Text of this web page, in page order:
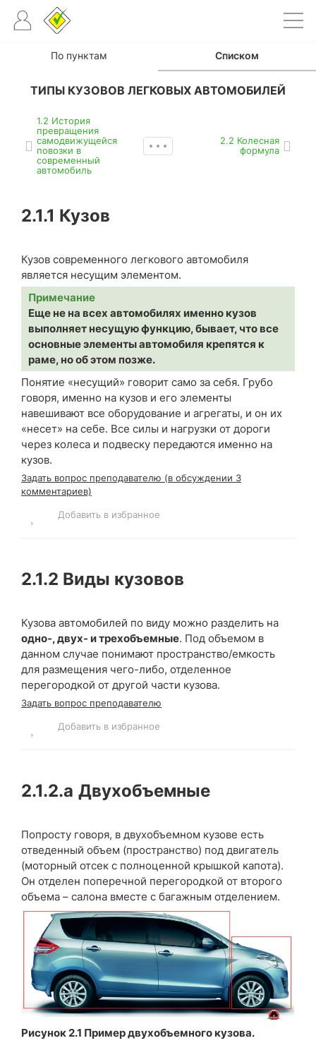
По пунктам Списком
ТИПЫ КУЗОВОВ ЛЕГКОВЫХ АВТОМОБИЛЕЙ
1.2 История
превращения
самодвижущейся
повозки в
современный
автомобиль
2.2 Колесная
формула
2.1.1 Кузов
Кузов современного легкового автомобиля
является несущим элементом.
Примечание
Еще не на всех автомобилях именно кузов
выполняет несущую функцию, бывает, что все
основные элементы автомобиля крепятся к
раме, но об этом позже.
Понятие «несущий» говорит само за себя. Грубо
говоря, именно на кузов и его элементы
навешивают все оборудование и агрегаты, и он их
«несет» на себе. Все силы и нагрузки от дороги
через колеса и подвеску передаются именно на
кузов.
Задать вопрос преподавателю (в обсуждении 3
комментариев)
Добавить в избранное
2.1.2 Виды кузовов
Кузова автомобилей по виду можно разделить на
одно-, двух- и трехобъемные. Под объемом в
данном случае понимают пространство/емкость
для размещения чего-либо, отделенное
перегородкой от другой части кузова.
Задать вопрос преподавателю
Добавить в избранное
2.1.2.a Двухобъемные
Попросту говоря, в двухобъемном кузове есть
отведенный объем (пространство) под двигатель
(моторный отсек с полноценной крышкой капота).
Он отделен поперечной перегородкой от второго
объема – салона вместе с багажным отделением.
Рисунок 2.1 Пример двухобъемного кузова.